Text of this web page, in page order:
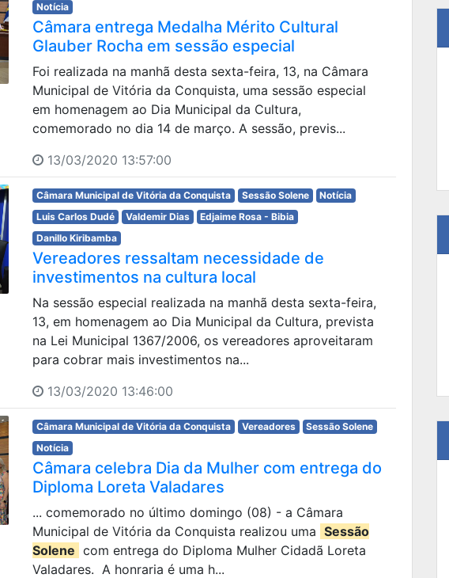
Notícia
Câmara entrega Medalha Mérito Cultural
Glauber Rocha em sessão especial
Foi realizada na manhã desta sexta-feira, 13, na Câmara
Municipal de Vitória da Conquista, uma sessão especial
em homenagem ao Dia Municipal da Cultura,
comemorado no dia 14 de março. A sessão, previs...
13/03/2020 13:57:00
Câmara Municipal de Vitória da Conquista Sessão Solene
Notícia
Luis Carlos Dudé
Valdemir Dias
Edjaime Rosa - Bibia
Danillo Kiribamba
Vereadores ressaltam necessidade de
investimentos na cultura local
Na sessão especial realizada na manhã desta sexta-feira,
13, em homenagem ao Dia Municipal da Cultura, prevista
na Lei Municipal 1367/2006, os vereadores aproveitaram
para cobrar mais investimentos na...
13/03/2020 13:46:00
Câmara Municipal de Vitória da Conquista Vereadores
Sessão Solene
Notícia
Câmara celebra Dia da Mulher com entrega do
Diploma Loreta Valadares
... comemorado no último domingo (08) - a Câmara
Municipal de Vitória da Conquista realizou uma Sessão
Solene com entrega do Diploma Mulher Cidadã Loreta
Valadares. A honraria é uma h...